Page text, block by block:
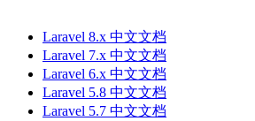
Laravel 8.x 中文文档
Laravel 7.x 中文文档
Laravel 6.x 中文文档
Laravel 5.8 中文文档
Laravel 5.7 中文文档